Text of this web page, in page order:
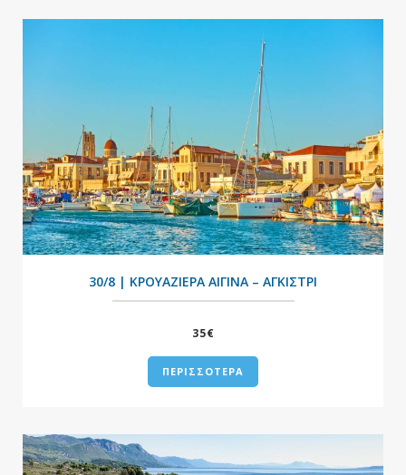
+
30/8 | ΚΡΟΥΑΖΙΕΡΑ ΑΙΓΙΝΑ – ΑΓΚΙΣΤΡΙ
35€
ΠΕΡΙΣΣΟΤΕΡΑ